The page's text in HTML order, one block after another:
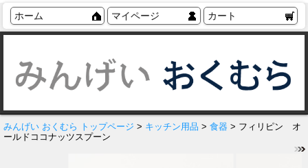
ホーム マイページ カート
みんげい おくむら トップページ > キッチン用品 > 食器 > フィリピン オ
ールドココナッツスプーン